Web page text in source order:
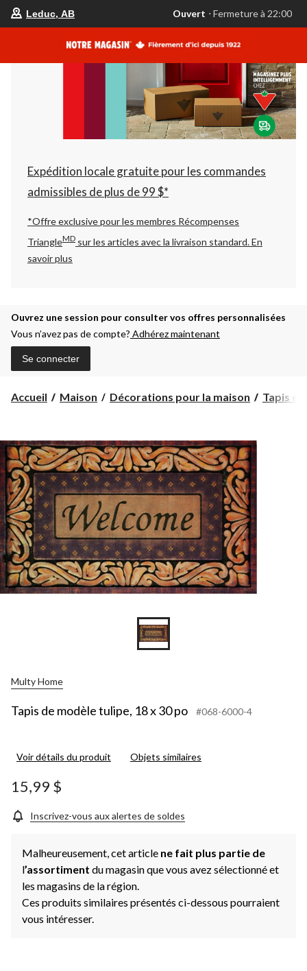
votre
est
AB,
Ouvert,
Fermeture
à
22:00
changer
Leduc, AB Ouvert ⋅ Fermeture à 22:00
Expédition locale gratuite pour les commandes
admissibles de plus de 99 $*
*Offre exclusive pour les membres Récompenses
TriangleMD sur les articles avec la livraison standard.En
savoir plus
Ouvrez une session pour consulter vos offres personnalisées
Vous n’avez pas de compte? Adhérez maintenant
Se connecter
Accueil Maison Décorations pour la maison Tapis et
Multy Home
Tapis de modèle tulipe, 18 x 30 po #068-6000-4
Voir détails du produit Objets similaires
15,99 $
Inscrivez-vous aux alertes de soldes
Malheureusement, cet article ne fait plus partie de
l’assortiment du magasin que vous avez sélectionné et
les magasins de la région.
Ces produits similaires présentés ci-dessous pourraient
vous intéresser.